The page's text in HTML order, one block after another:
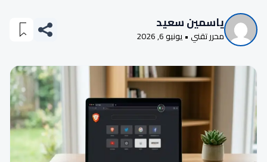
ياسمين سعيد
محرر تقني • يونيو 6, 2026